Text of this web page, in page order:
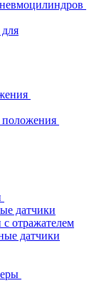
датчики
отражателем
датчики